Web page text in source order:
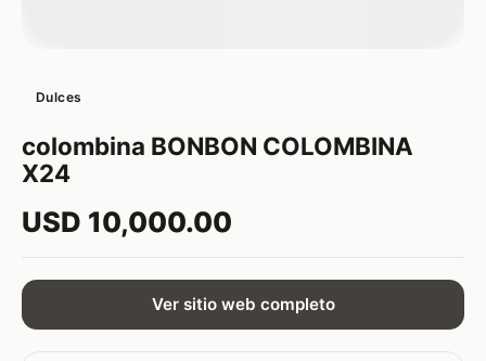
Dulces
colombina BONBON COLOMBINA
X24
USD 10,000.00
Ver sitio web completo